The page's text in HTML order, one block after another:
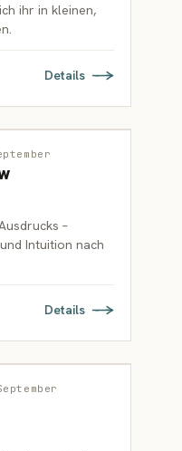
ihr in kleinen,
Details
–
Intuition nach
Details